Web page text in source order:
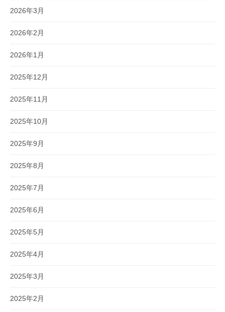
2026年3月
2026年2月
2026年1月
2025年12月
2025年11月
2025年10月
2025年9月
2025年8月
2025年7月
2025年6月
2025年5月
2025年4月
2025年3月
2025年2月